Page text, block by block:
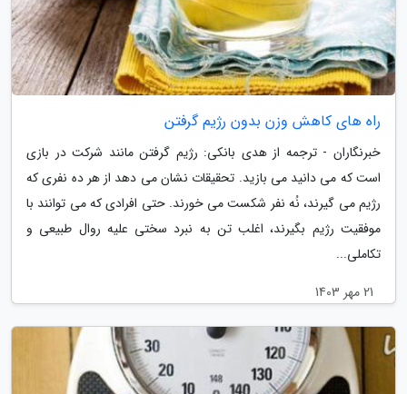
راه های کاهش وزن بدون رژیم گرفتن
خبرنگاران - ترجمه از هدی بانکی: رژیم گرفتن مانند شرکت در بازی
است که می دانید می بازید. تحقیقات نشان می دهد از هر ده نفری که
رژیم می گیرند، نُه نفر شکست می خورند. حتی افرادی که می توانند با
موفقیت رژیم بگیرند، اغلب تن به نبرد سختی علیه روال طبیعی و
تکاملی...
21 مهر 1403